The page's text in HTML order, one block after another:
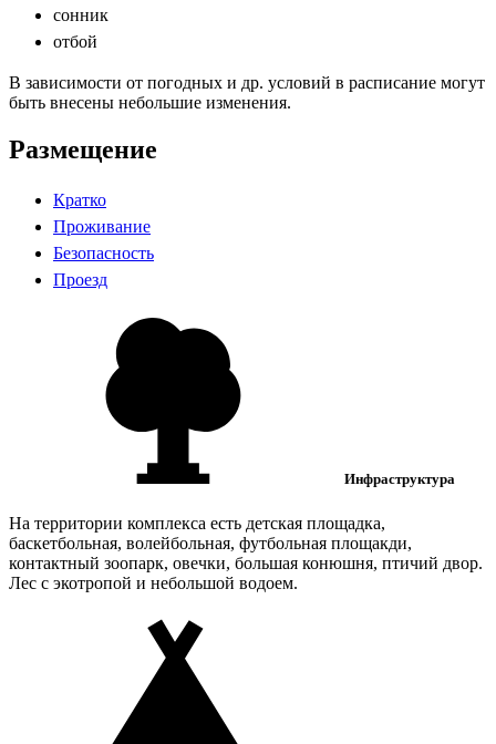
сонник
отбой
В зависимости от погодных и др. условий в расписание могут
быть внесены небольшие изменения.
Размещение
Кратко
Проживание
Безопасность
Проезд
Инфраструктура
На территории комплекса есть детская площадка,
баскетбольная, волейбольная, футбольная площакди,
контактный зоопарк, овечки, большая конюшня, птичий двор.
Лес с экотропой и небольшой водоем.